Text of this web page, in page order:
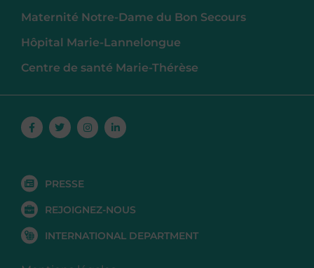
Maternité Notre-Dame du Bon Secours
Hôpital Marie-Lannelongue
Centre de santé Marie-Thérèse
Facebook-
f
TwitterInstagramLinkedin-
in
PRESSE
REJOIGNEZ-NOUS
INTERNATIONAL DEPARTMENT